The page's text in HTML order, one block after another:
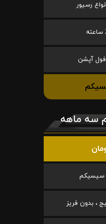
رسیور
سه ماهه
سیسیکم
، بدون فریز